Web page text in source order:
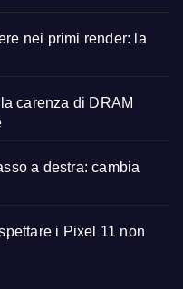
nei primi render: la
carenza di DRAM
a destra: cambia
i Pixel 11 non